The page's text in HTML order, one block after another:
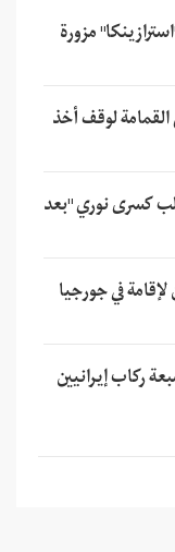
مزورة
لوقف أخذ
كسرى نوري "بعد
في جورجيا
ركاب إيرانيين